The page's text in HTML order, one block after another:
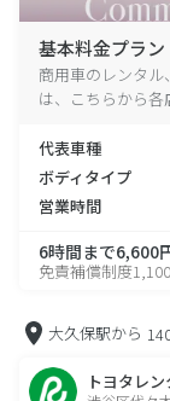
基本料金プラン
商用車のレンタ
は、こちらから各
代表車種
ボディタイプ
営業時間
6時間まで6,600
免責補償制度
大久保駅から
トヨタレ